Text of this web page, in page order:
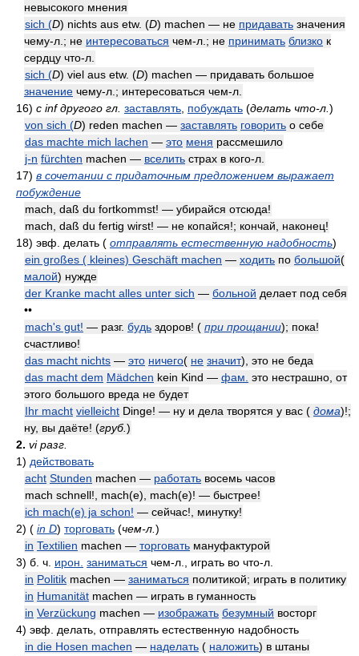
невысокого мнения
sich (D) nichts aus etw. (D) machen — не придавать значения
чему-л.; не интересоваться чем-л.; не принимать близко к
сердцу что-л.
sich (D) viel aus etw. (D) machen — придавать большое
значение чему-л.; интересоваться чем-л.
16) с inf другого гл. заставлять побуждать (делать что-л. )
von sich (D) reden machen — заставлять говорить о себе
das machte mich lachen — это меня рассмешило
j-n fürchten machen — вселить страх в кого-л.
17) в сочетании с придаточным предложением выражает
побуждение
mach, daß du fortkommst! — убирайся отсюда!
mach, daß du fertig wirst! — не копайся!; кончай, наконец!
18) эвф. делать ( отправлять естественную надобность)
ein großes ( kleines) Geschäft machen — ходить по большой(
малой) нужде
der Kranke macht alles unter sich — больной делает под себя
••
mach's gut! — разг. будь здоров! ( при прощании); пока!
счастливо!
das macht nichts — это ничего( не значит), это не беда
das macht dem Mädchen kein Kind — фам. это нестрашно, от
этого большого вреда не будет
Ihr macht vielleicht Dinge! — ну и дела творятся у вас ( дома)!;
ну, вы даёте! (груб.)
2. vi разг.
1) действовать
acht Stunden machen — работать восемь часов
mach schnell!, mach(e), mach(e)! — быстрее!
ich mach(e) ja schon! — сейчас!, минутку!
2) ( in D) торговать (чем-л. )
in Textilien machen — торговать мануфактурой
3) б. ч. ирон. заниматься чем-л., играть во что-л.
in Politik machen — заниматься политикой; играть в политику
in Humanität machen — играть в гуманность
in Verzückung machen — изображать безумный восторг
4) эвф. делать, отправлять естественную надобность
in die Hosen machen — наделать ( наложить) в штаны